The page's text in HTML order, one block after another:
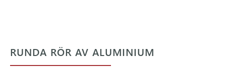
RUNDA RÖR AV ALUMINIUM